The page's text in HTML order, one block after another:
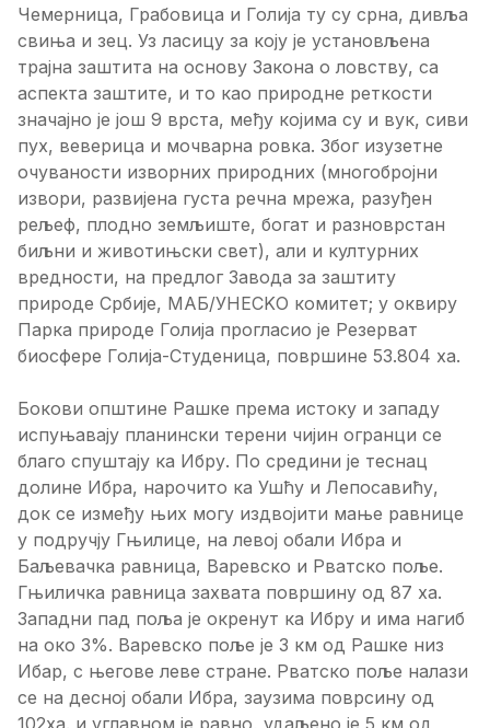
Чемерница, Грабовица и Голија ту су срна, дивља
свиња и зец. Уз ласицу за коју је установљена
трајна заштита на основу Закона о ловству, са
аспекта заштите, и то као природне реткости
значајно је још 9 врста, међу којима су и вук, сиви
пух, веверица и мочварна ровка. Због изузетне
очуваности изворних природних (многобројни
извори, развијена густа речна мрежа, разуђен
рељеф, плодно земљиште, богат и разноврстан
биљни и животињски свет), али и културних
вредности, на предлог Завода за заштиту
природе Србије, МАБ/УНЕСKО комитет; у оквиру
Парка природе Голија прогласио је Резерват
биосфере Голија-Студеница, површине 53.804 ха.
Бокови општине Рашке према истоку и западу
испуњавају планински терени чијин огранци се
благо спуштају ка Ибру. По средини је теснац
долине Ибра, нарочито ка Ушћу и Лепосавићу,
док се између њих могу издвојити мање равнице
у подручју Гњилице, на левој обали Ибра и
Баљевачка равница, Варевско и Рватско поље.
Гњиличка равница захвата површину од 87 ха.
Западни пад поља је окренут ка Ибру и има нагиб
на око 3%. Варевско поље је 3 км од Рашке низ
Ибар, с његове леве стране. Рватско поље налази
се на десној обали Ибра, заузима поврсину од
102ха. и углавном је равно, удаљено је 5 км од